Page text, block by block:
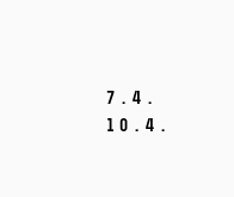
7. 4.
10. 4.